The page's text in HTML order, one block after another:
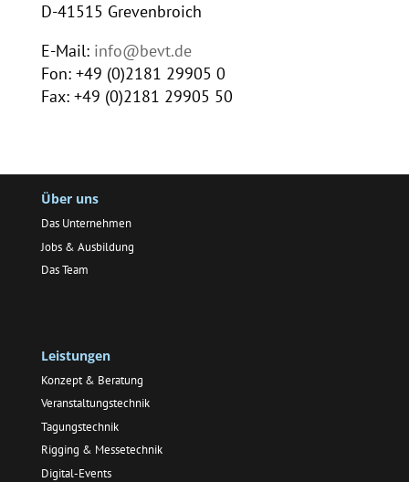
D-41515 Grevenbroich
E-Mail: info@bevt.de
Fon: +49 (0)2181 29905 0
Fax: +49 (0)2181 29905 50
Über uns
Das Unternehmen
Jobs & Ausbildung
Das Team
Leistungen
Konzept & Beratung
Veranstaltungstechnik
Tagungstechnik
Rigging & Messetechnik
Digital-Events